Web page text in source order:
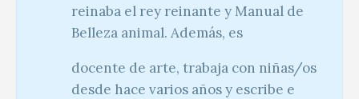
reinaba el rey reinante y Manual de
Belleza animal. Además, es
docente de arte, trabaja con niñas/os
desde hace varios años y escribe e